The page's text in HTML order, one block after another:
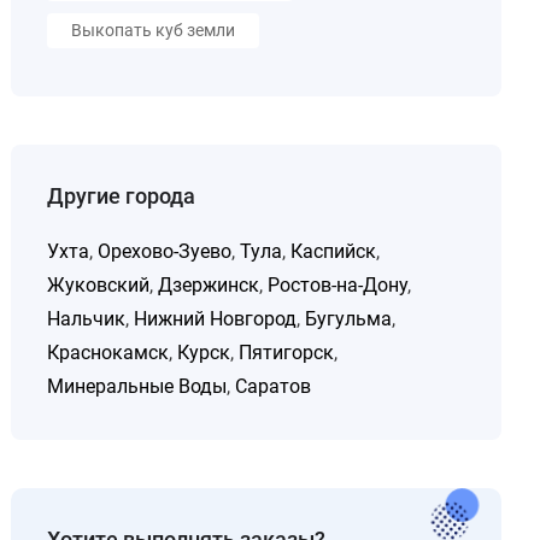
Выкопать куб земли
Другие города
Ухта, Орехово-Зуево,Тула, Каспийск,
Жуковский,Дзержинск, Ростов-на-Дону,
Нальчик, Нижний Новгород, Бугульма,
Краснокамск, Курск, Пятигорск,
Минеральные Воды, Саратов